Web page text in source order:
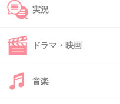
眉毛をちょっと変え
実況
ドラマ・映画
音楽